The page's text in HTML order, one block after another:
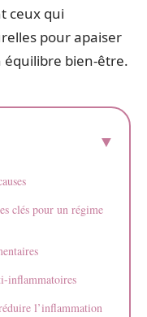
ceux qui
pour apaiser
bien-être.
clés pour un régime
inflammatoires
l’inflammation